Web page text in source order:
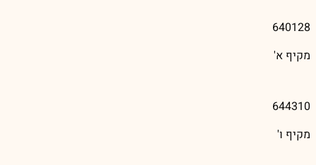
640128
מקיף א'
644310
מקיף ו'